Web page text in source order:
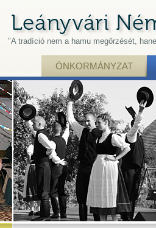
"A tradíció nem a hamu megőrzését,
ÖNKORMÁNYZAT